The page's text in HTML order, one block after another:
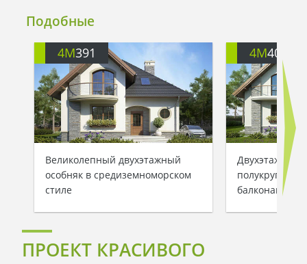
Подобные
4M391
Великолепный двухэтажный
особняк в средиземноморском
стиле
4M401
Двухэтажный
балконами
ПРОЕКТ КРАСИВОГО